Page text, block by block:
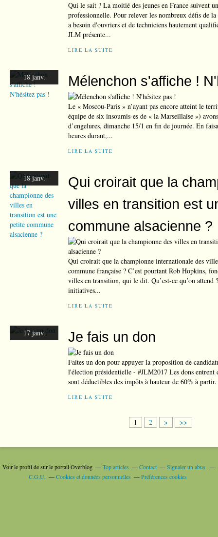
Qui le sait ? La moitié des jeunes en France suivent
professionnelle. Pour relever les nombreux défis de
a besoin d'ouvriers et de techniciens hautement
JLM présente...
LIRE LA SUITE
18 janv. Mélenchon s'affiche !
Le « Moscou-Paris » n’ayant pas encore atteint le
équipe de six insoumis-es de « la Marseillaise »)
d’engelures, dimanche 15/1 en fin de journée. En
heures durant,...
LIRE LA SUITE
18 janv.
Qui croirait que la
villes en transition est
commune alsacienne ?
Qui croirait que la championne internationale des
commune française ? C’est pourtant Rob Hopkins,
villes en transition, qui le dit. Qu’est-ce qu’on attend
initiatives...
LIRE LA SUITE
17 janv. Je fais un don
Faites un don pour appuyer la proposition de
l'élection présidentielle - #JLM2017 Les dons entrent
sont déductibles des impôts à hauteur de 60% à partir.
LIRE LA SUITE
1 2 > >>
Voir le profil desur le portail Overblog Top articles Contact
Signaler un abus
C.G.U.
Cookies et données personnelles Préférences cookies